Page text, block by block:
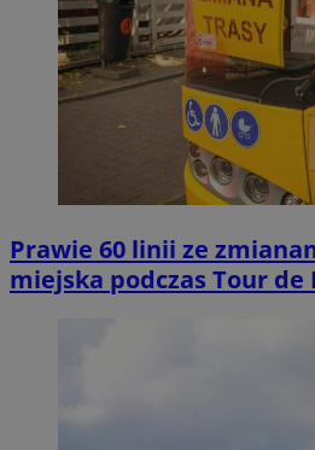
Prawie 60 linii ze
miejska podczas Tour de